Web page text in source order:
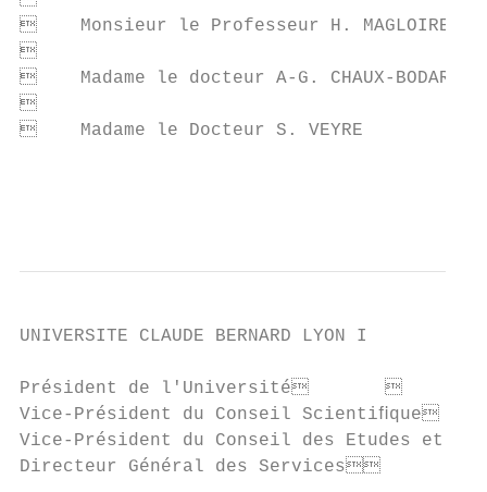
    Monsieur le Professeur H.

    Madame le docteur A-G. CHAUX-

    Madame le Docteur S. VEYRE
UNIVERSITE CLAUDE BERNARD LYON I
Président de l'Université       
Vice-Président du Conseil
Vice-Président du Conseil des Etudes et
Directeur Général des Services